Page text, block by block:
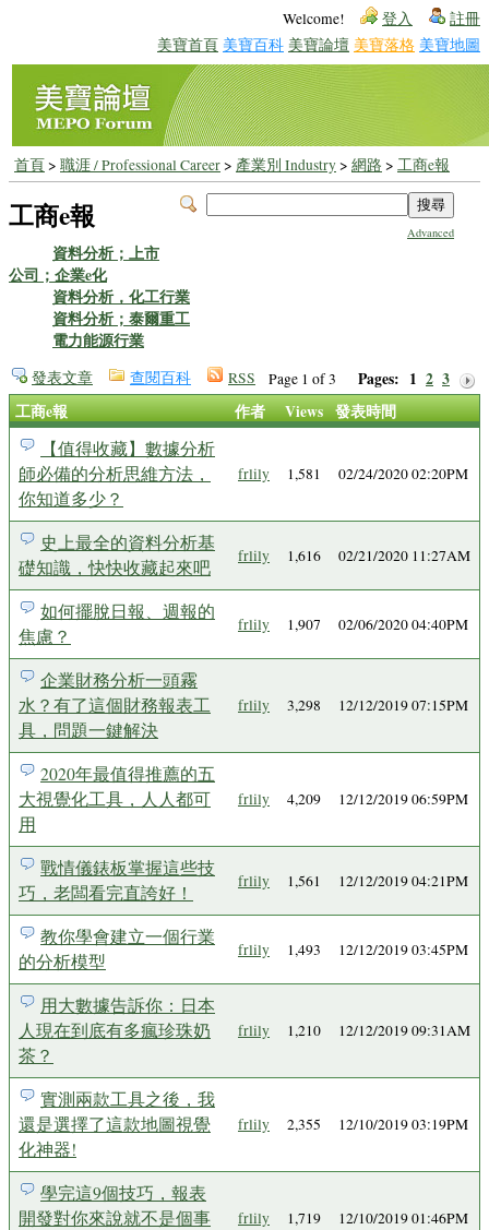
Welcome! 登入 註冊
美寶首頁 美寶百科 美寶論壇 美寶落格 美寶地圖
首頁> 職涯 / Professional Career> 產業別 Industry> 網路 > 工商e報
Advanced
工商e報
資料分析；上市
公司；企業e化
資料分析，化工行業
資料分析；泰爾重工
電力能源行業
Page 1 of 3 Pages: 1 2 3
發表文章 查閱百科 RSS
工商e報 作者 Views 發表時間
【值得收藏】數據分析
師必備的分析思維方法，
你知道多少？
frlily 1,581 02/24/2020 02:20PM
史上最全的資料分析基
礎知識，快快收藏起來吧
frlily 1,616 02/21/2020 11:27AM
如何擺脫日報、週報的
焦慮？
frlily 1,907 02/06/2020 04:40PM
企業財務分析一頭霧
水？有了這個財務報表工
具，問題一鍵解決
frlily 3,298 12/12/2019 07:15PM
2020年最值得推薦的五
大視覺化工具，人人都可
用
frlily 4,209 12/12/2019 06:59PM
戰情儀錶板掌握這些技
巧，老闆看完直誇好！
frlily 1,561 12/12/2019 04:21PM
教你學會建立一個行業
的分析模型
frlily 1,493 12/12/2019 03:45PM
用大數據告訴你：日本
人現在到底有多瘋珍珠奶
茶？
frlily 1,210 12/12/2019 09:31AM
實測兩款工具之後，我
還是選擇了這款地圖視覺
化神器!
frlily 2,355 12/10/2019 03:19PM
學完這9個技巧，報表
開發對你來說就不是個事
frlily 1,719 12/10/2019 01:46PM